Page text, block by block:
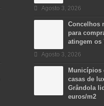
Agosto 3, 2026
Concelhos
para
atingem os
Agosto 3, 2026
Municípios
casas de
Grândola
euros/m2